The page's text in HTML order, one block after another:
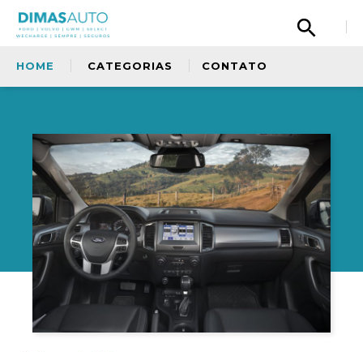
HOME CATEGORIAS CONTATO
Sem categoria
Copiloto
Ford
Oficina
sugestão para nos dar? Quer fazer um elogio
à nossa equipe ou simplismente deseja
entrar em contato com a gente? Fique a
vontade.